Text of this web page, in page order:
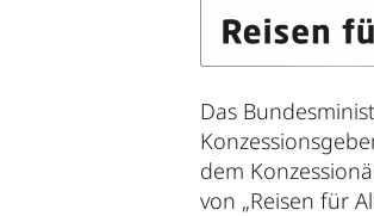
Das
dem
von „Reisen für